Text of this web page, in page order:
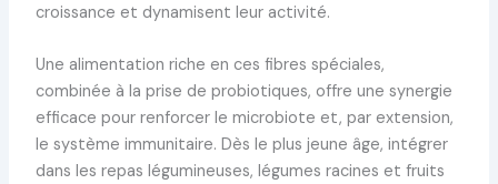
croissance et dynamisent leur activité.
Une alimentation riche en ces fibres spéciales,
combinée à la prise de probiotiques, offre une synergie
efficace pour renforcer le microbiote et, par extension,
le système immunitaire. Dès le plus jeune âge, intégrer
dans les repas légumineuses, légumes racines et fruits